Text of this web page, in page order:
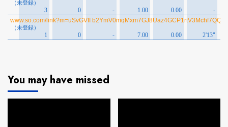
You may have missed